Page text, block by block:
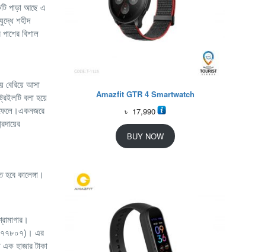
পাড়া আছে এ
শহীদ
বিশাল
বেরিয়ে আসা
বলা হয়ে
হবেকালেঙ্গা।
এর
হাজার টাকা
Amazfit GTR 4 Smartwatch
৳ 17,990
BUY NOW